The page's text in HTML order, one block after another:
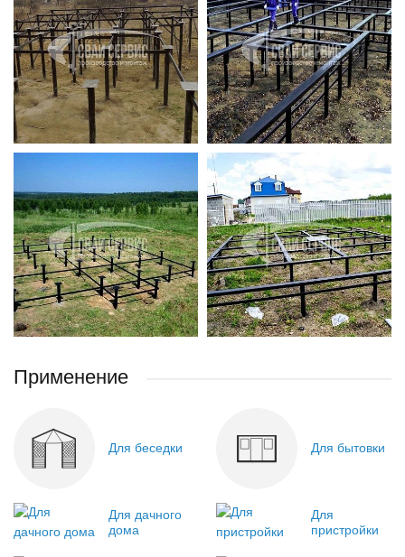
Применение
Для беседки Для бытовки
Для дачного
дома
Для
пристройки